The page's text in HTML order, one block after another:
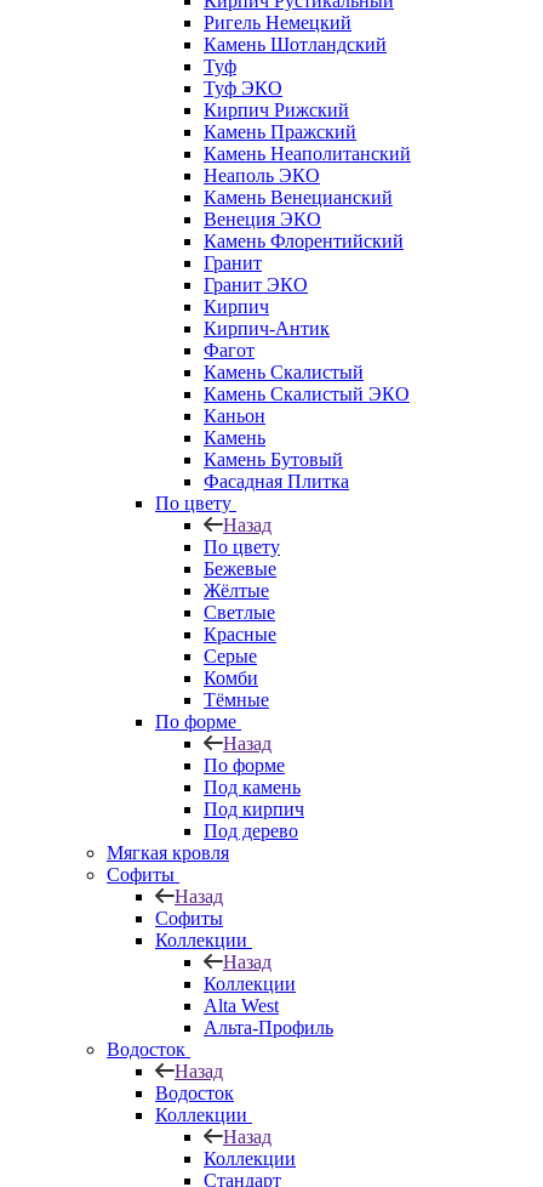
Ригель Немецкий
Камень Шотландский
Туф
Туф ЭКО
Кирпич Рижский
Камень Пражский
Камень Неаполитанский
Неаполь ЭКО
Камень Венецианский
Венеция ЭКО
Камень Флорентийский
Гранит
Гранит ЭКО
Кирпич
Кирпич-Антик
Фагот
Камень Скалистый
Камень Скалистый ЭКО
Каньон
Камень
Камень Бутовый
Фасадная Плитка
По цвету
Назад
По цвету
Бежевые
Жёлтые
Светлые
Красные
Серые
Комби
Тёмные
По форме
Назад
По форме
Под камень
Под кирпич
Под дерево
Мягкая кровля
Софиты
Назад
Софиты
Коллекции
Назад
Коллекции
Alta West
Альта-Профиль
Водосток
Назад
Водосток
Коллекции
Назад
Коллекции
Стандарт